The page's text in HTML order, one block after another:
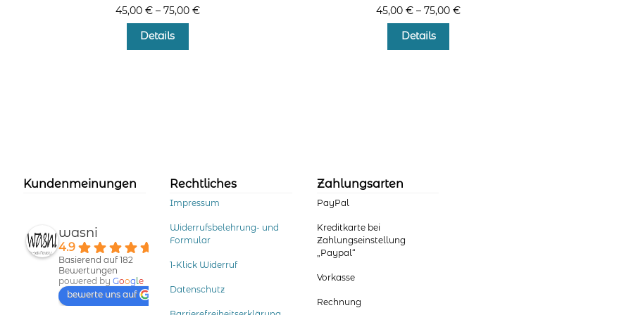
45,00 €– 75,00 €
Details
der
Produktseite
gewählt
werden
45,00€ –75,00€
Details
Kundenmeinungen
wasni
4.9
Basierend auf 182
Bewertungen
powered byGoogle
bewerte uns auf
Rechtliches
Impressum
Widerrufsbelehrung- und
Formular
1-Klick Widerruf
Datenschutz
Zahlungsarten
PayPal
Kreditkarte bei
Zahlungseinstellung
„Paypal“
Vorkasse
Rechnung